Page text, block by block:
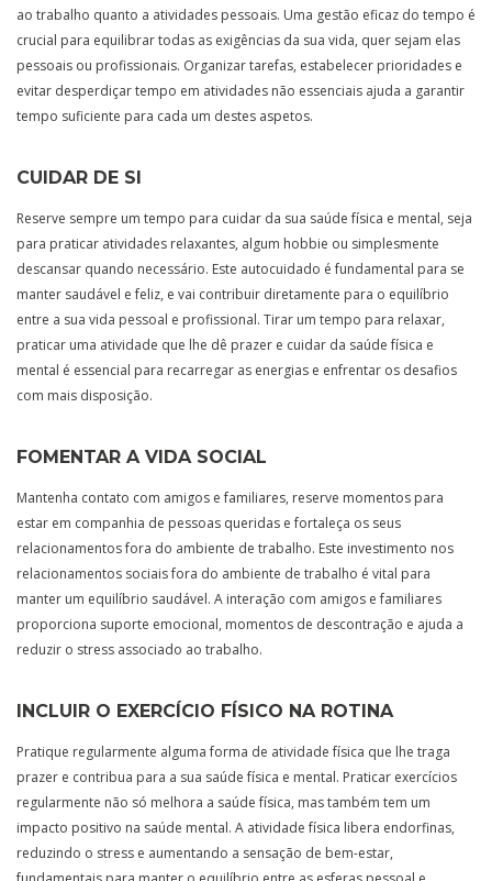
ao trabalho quanto a atividades pessoais. Uma gestão eficaz do tempo é
crucial para equilibrar todas as exigências da sua vida, quer sejam elas
pessoais ou profissionais. Organizar tarefas, estabelecer prioridades e
evitar desperdiçar tempo em atividades não essenciais ajuda a garantir
tempo suficiente para cada um destes aspetos.
CUIDAR DE SI
Reserve sempre um tempo para cuidar da sua saúde física e mental, seja
para praticar atividades relaxantes, algum hobbie ou simplesmente
descansar quando necessário. Este autocuidado é fundamental para se
manter saudável e feliz, e vai contribuir diretamente para o equilíbrio
entre a sua vida pessoal e profissional. Tirar um tempo para relaxar,
praticar uma atividade que lhe dê prazer e cuidar da saúde física e
mental é essencial para recarregar as energias e enfrentar os desafios
com mais disposição.
FOMENTAR A VIDA SOCIAL
Mantenha contato com amigos e familiares, reserve momentos para
estar em companhia de pessoas queridas e fortaleça os seus
relacionamentos fora do ambiente de trabalho. Este investimento nos
relacionamentos sociais fora do ambiente de trabalho é vital para
manter um equilíbrio saudável. A interação com amigos e familiares
proporciona suporte emocional, momentos de descontração e ajuda a
reduzir o stress associado ao trabalho.
INCLUIR O EXERCÍCIO FÍSICO NA ROTINA
Pratique regularmente alguma forma de atividade física que lhe traga
prazer e contribua para a sua saúde física e mental. Praticar exercícios
regularmente não só melhora a saúde física, mas também tem um
impacto positivo na saúde mental. A atividade física libera endorfinas,
reduzindo o stress e aumentando a sensação de bem-estar,